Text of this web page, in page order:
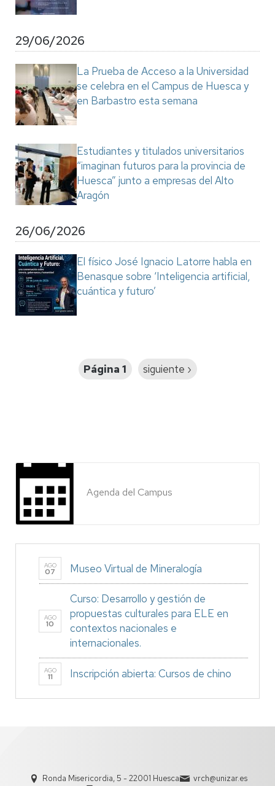
29/06/2026
La Prueba de Acceso a la Universidad
se celebra en el Campus de Huesca y
en Barbastro esta semana
Estudiantes y titulados universitarios
“imaginan futuros para la provincia de
Huesca” junto a empresas del Alto
Aragón
26/06/2026
El físico José Ignacio Latorre habla en
Benasque sobre ‘Inteligencia artificial,
cuántica y futuro’
Página 1
Siguiente
siguiente ›
Agenda del Campus
AGO
07 Museo Virtual de Mineralogía
AGO
10
Curso: Desarrollo y gestión de
propuestas culturales para ELE en
contextos nacionales e
internacionales.
AGO
11 Inscripción abierta: Cursos de chino
Ronda Misericordia, 5 - 22001 Huesca
vrch@unizar.es